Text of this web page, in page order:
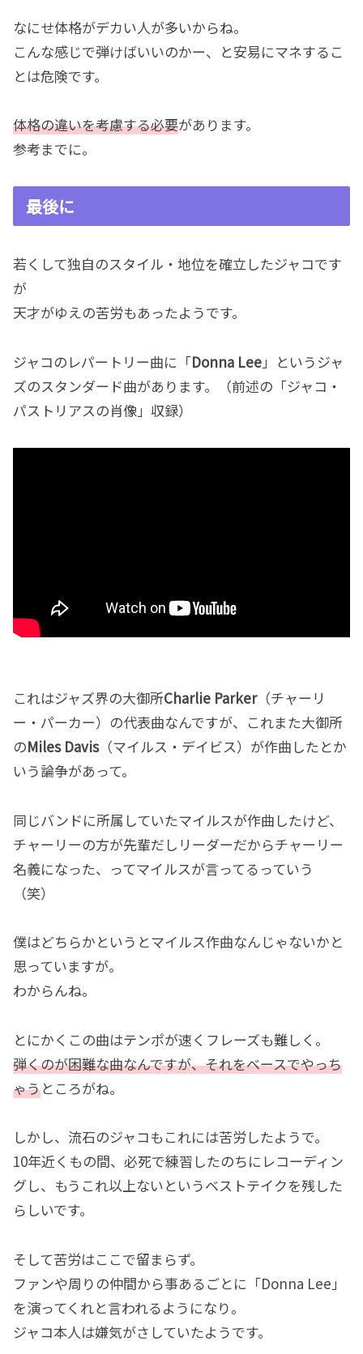
なにせ体格がデカい人が多いからね。
こんな感じで弾けばいいのかー、と安易にマネするこ
とは危険です。
体格の違いを考慮する必要があります。
参考までに。
最後に
若くして独自のスタイル・地位を確立したジャコです
が
天才がゆえの苦労もあったようです。
ジャコのレパートリー曲に「Donna Lee」というジャ
ズのスタンダード曲があります。（前述の「ジャコ・
パストリアスの肖像」収録）
これはジャズ界の大御所Charlie Parker（チャーリ
ー・パーカー）の代表曲なんですが、これまた大御所
のMiles Davis（マイルス・デイビス）が作曲したとか
いう論争があって。
同じバンドに所属していたマイルスが作曲したけど、
チャーリーの方が先輩だしリーダーだからチャーリー
名義になった、ってマイルスが言ってるっていう
（笑）
僕はどちらかというとマイルス作曲なんじゃないかと
思っていますが。
わからんね。
とにかくこの曲はテンポが速くフレーズも難しく。
弾くのが困難な曲なんですが、それをベースでやっち
ゃうところがね。
しかし、流石のジャコもこれには苦労したようで。
10年近くもの間、必死で練習したのちにレコーディン
グし、もうこれ以上ないというベストテイクを残した
らしいです。
そして苦労はここで留まらず。
ファンや周りの仲間から事あるごとに「Donna Lee」
を演ってくれと言われるようになり。
ジャコ本人は嫌気がさしていたようです。